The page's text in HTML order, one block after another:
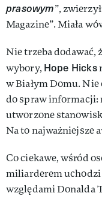
prasowym”,
Magazine”. Miała
Nie trzeba dodawać,
wybory, Hope Hicks
w Białym Domu.
do spraw informacji:
utworzone
Na to najważniejsze
Co ciekawe, wśród
miliarderem uchodzi
względami Donalda